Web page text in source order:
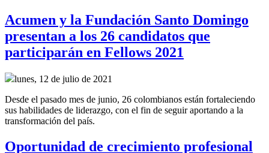
Acumen y la Fundación Santo Domingo
presentan a los 26 candidatos que
participarán en Fellows 2021
lunes, 12 de julio de 2021
Desde el pasado mes de junio, 26 colombianos están fortaleciendo
sus habilidades de liderazgo, con el fin de seguir aportando a la
transformación del país.
Oportunidad de crecimiento profesional